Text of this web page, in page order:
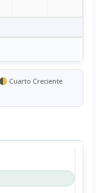
Cuarto Creciente